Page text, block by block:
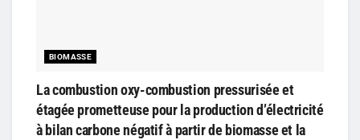
BIOMASSE
La combustion oxy-combustion pressurisée et
étagée prometteuse pour la production d’électricité
à bilan carbone négatif à partir de biomasse et la